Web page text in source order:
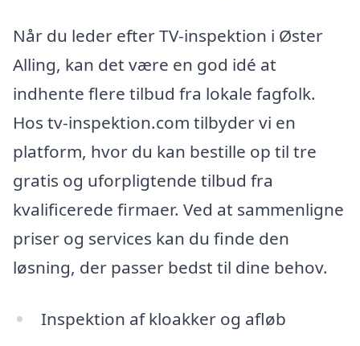
Når du leder efter TV-inspektion i Øster
Alling, kan det være en god idé at
indhente flere tilbud fra lokale fagfolk.
Hos tv-inspektion.com tilbyder vi en
platform, hvor du kan bestille op til tre
gratis og uforpligtende tilbud fra
kvalificerede firmaer. Ved at sammenligne
priser og services kan du finde den
løsning, der passer bedst til dine behov.
Inspektion af kloakker og afløb